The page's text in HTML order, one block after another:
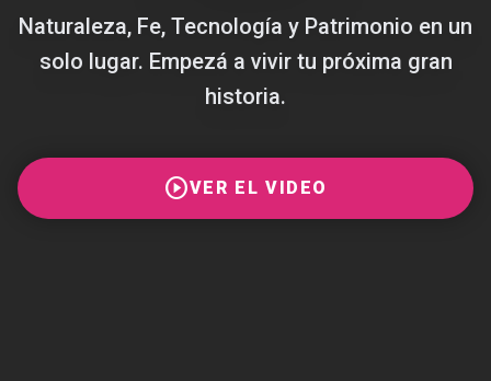
Naturaleza, Fe, Tecnología y Patrimonio en un
solo lugar. Empezá a vivir tu próxima gran
historia.
play_circleVER EL VIDEO